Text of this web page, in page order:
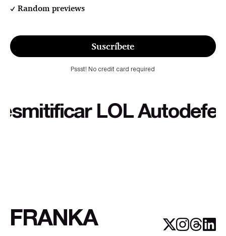
Random previews
Suscríbete
Pssst! No credit card required
LOL
FRANKA